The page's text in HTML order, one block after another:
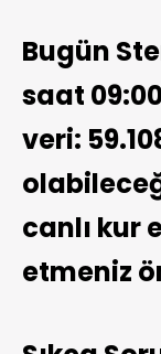
Bugün
saat
veri:
canlı kur
etmeniz